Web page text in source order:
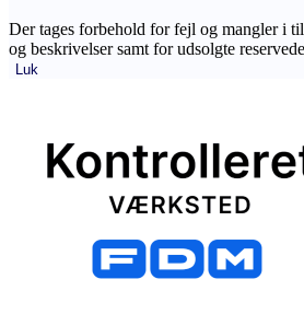
Der tages forbehold for fejl og mangler i
og beskrivelser samt for udsolgte
Luk